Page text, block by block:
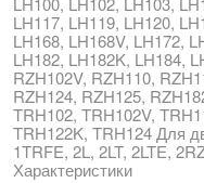
LH117, LH119, LH120,
LH168, LH168V, LH172,
LH182, LH182K, LH184,
RZH102V, RZH110,
RZH124, RZH125,
TRH102, TRH102V,
TRH122K, TRH124 Для
1TRFE, 2L, 2LT, 2LTE,
Характеристики